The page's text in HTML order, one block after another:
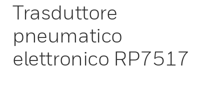
Trasduttore
pneumatico
elettronico RP7517